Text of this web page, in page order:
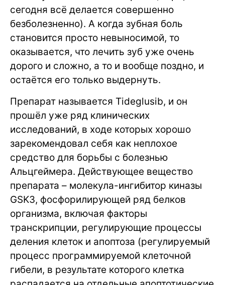
сегодня всё делается совершенно
безболезненно). А когда зубная боль
становится просто невыносимой, то
оказывается, что лечить зуб уже очень
дорого и сложно, а то и вообще поздно, и
остаётся его только выдернуть.
Препарат называется Tideglusib, и он
прошёл уже ряд клинических
исследований, в ходе которых хорошо
зарекомендовал себя как неплохое
средство для борьбы с болезнью
Альцгеймера. Действующее вещество
препарата – молекула-ингибитор киназы
GSK3, фосфорилирующей ряд белков
организма, включая факторы
транскрипции, регулирующие процессы
деления клеток и апоптоза (регулируемый
процесс программируемой клеточной
гибели, в результате которого клетка